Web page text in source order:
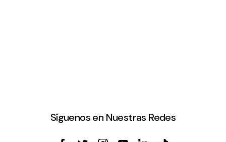
Síguenos en Nuestras Redes